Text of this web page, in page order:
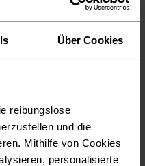
Über Cookies
reibungslose
und die
Mithilfe von Cookies
personalisierte